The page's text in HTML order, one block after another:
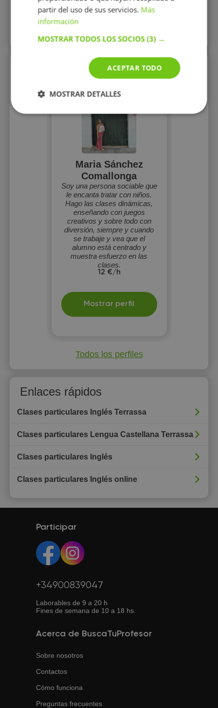
Mostrar perfil
Perfiles vistos
Maria Sánchez
Comallonga
Soy una persona sociable que
le encanta tratar con niños.
Hago las clases dinámicas,
enseñando con juegos
creativos y sobre todo con
diversión, siempre y cuando
se trabaje y vea que el
alumno está centrado y
muestra esfuerzo en las
clases.
12 €/h
Mostrar perfil
Todos los perfiles
Enlaces rápidos
Clases particulares Inglés Terrassa
Clases particulares Lengua Castellana Terrassa
Clases particulares Inglés
Clases particulares Inglés online
Participar
+34900839047
Laborables de 9 a 20 h
Fines de semana de 10 a 18 hs.
Acerca de BuscaTuProfesor
Sobre nosotros
Contactos
Cómo funciona
Preguntas frecuentes
partir del uso de sus servicios. Más
información
MOSTRAR TODOS LOS SOCIOS(3) →
ACEPTAR TODO
MOSTRAR DETALLES